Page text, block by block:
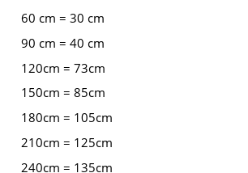
60 cm = 30 cm
90 cm = 40 cm
120cm = 73cm
150cm = 85cm
180cm = 105cm
210cm = 125cm
240cm = 135cm